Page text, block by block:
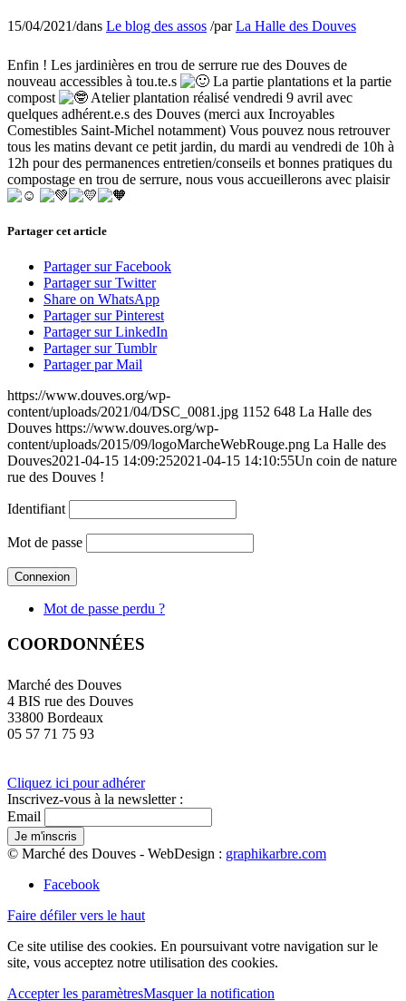
15/04/2021/dans Le blog des assos /parLa Halle des Douves
Enfin ! Les jardinières en trou de serrure rue des Douves de
nouveau accessibles à tou.te.s
La partie plantations et la partie
compost
Atelier plantation réalisé vendredi 9 avril avec
quelques adhérent.e.s des Douves (merci aux Incroyables
Comestibles Saint-Michel notamment) Vous pouvez nous retrouver
tous les matins devant ce petit jardin, du mardi au vendredi de 10h à
12h pour des permanences entretien/conseils et bonnes pratiques du
compostage en trou de serrure, nous vous accueillerons avec plaisir
Partager cet article
Partager sur Facebook
Partager sur Twitter
Share on WhatsApp
Partager sur Pinterest
Partager sur LinkedIn
Partager sur Tumblr
Partager par Mail
https://www.douves.org/wp-
content/uploads/2021/04/DSC_0081.jpg 1152 648 La Halle des
Douves https://www.douves.org/wp-
content/uploads/2015/09/logoMarcheWebRouge.png La Halle des
Douves2021-04-15 14:09:252021-04-15 14:10:55Un coin de nature
rue des Douves !
Identifiant
Mot de passe
Mot de passe perdu ?
COORDONNÉES
Marché des Douves
4 BIS rue des Douves
33800 Bordeaux
05 57 71 75 93
Cliquez ici pour adhérer
Inscrivez-vous à la newsletter :
Email
© Marché des Douves - WebDesign : graphikarbre.com
Facebook
Faire défiler vers le haut
Ce site utilise des cookies. En poursuivant votre navigation sur le
site, vous acceptez notre utilisation des cookies.
Accepter les paramètresMasquer la notification